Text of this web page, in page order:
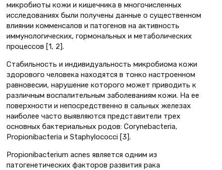
микробиоты кожи и кишечника в многочисленных
исследованиях были получены данные о существенном
влиянии комменсалов и патогенов на активность
иммунологических, гормональных и метаболических
процессов [1, 2].
Стабильность и индивидуальность микробиома кожи
здорового человека находятся в тонко настроенном
равновесии, нарушение которого может приводить к
различным воспалительным заболеваниям кожи. На ее
поверхности и непосредственно в сальных железах
наиболее часто выявляются представители трех
основных бактериальных родов: Corynebacteria,
Propionibacteria и Staphylococci [3].
Propionibacterium acnes является одним из
патогенетических факторов развития рака